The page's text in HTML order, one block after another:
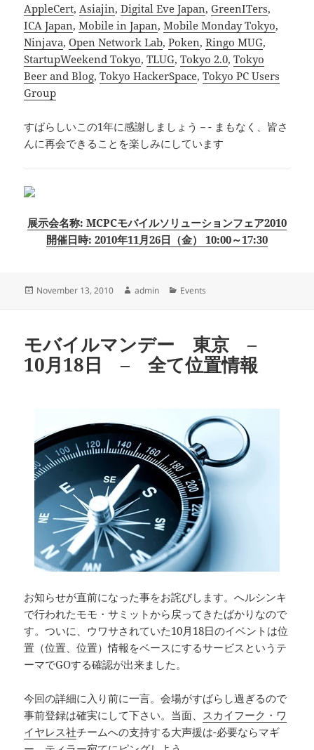
AppleCert,Asiajin,Digital Eve Japan,GreenITers,
ICA Japan,Mobile in Japan,Mobile Monday Tokyo,
Ninjava,Open Network Lab,Poken,Ringo MUG,
StartupWeekend Tokyo,TLUG,Tokyo 2.0,Tokyo
Beer and Blog,Tokyo HackerSpace,Tokyo PC Users
Group
すばらしいこの1年に感謝しましょう－- まもなく、皆さ
んに再会できることを楽しみにしています
展示会名称: MCPCモバイルソリューションフェア2010
開催日時: 2010年11月26日（金） 10:00～17:30
Posted
November 13, 2010 Author
admin Categories
Events
モバイルマンデー 東京 –
10月18日 – 全て位置情報
お知らせが直前になった事をお詫びします。へルシンキ
で行われたモモ・サミットから戻ってきたばかりなので
す。ついに、ウワサされていた10月18日のイベントは位
置（位置、位置）情報をベースにするサービスというテ
ーマでGOする確認が出来ました。
今回の詳細に入り前に一言。会場がすばらし過ぎるので
事前登録は確実にして下さい。当面、 スカイフーク・ワ
イヤレス社チームへの支持する大声援は-必要ならマギ